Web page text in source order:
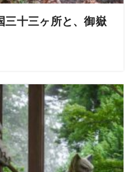
三十三ヶ所と、御嶽